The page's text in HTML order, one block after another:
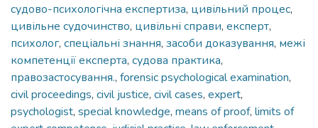
судово-психологічна експертиза, цивільний процес,
цивільне судочинство, цивільні справи, експерт,
психолог, спеціальні знання, засоби доказування, межі
компетенції експерта, судова практика,
правозастосування., forensic psychological examination,
civil proceedings, civil justice, civil cases, expert,
psychologist, special knowledge, means of proof, limits of